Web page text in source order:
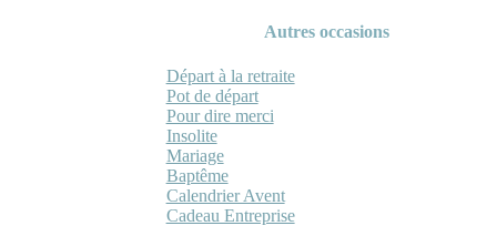
Autres occasions
Départ à la retraite
Pot de départ
Pour dire merci
Insolite
Mariage
Baptême
Calendrier Avent
Cadeau Entreprise